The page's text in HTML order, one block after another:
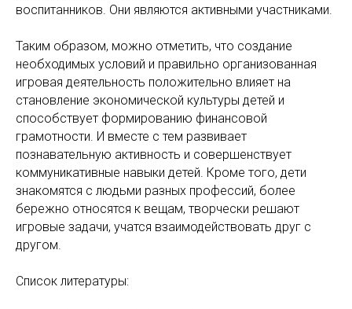
воспитанников. Они являются активными участниками.
Таким образом, можно отметить, что создание
необходимых условий и правильно организованная
игровая деятельность положительно влияет на
становление экономической культуры детей и
способствует формированию финансовой
грамотности. И вместе с тем развивает
познавательную активность и совершенствует
коммуникативные навыки детей. Кроме того, дети
знакомятся с людьми разных профессий, более
бережно относятся к вещам, творчески решают
игровые задачи, учатся взаимодействовать друг с
другом.
Список литературы: